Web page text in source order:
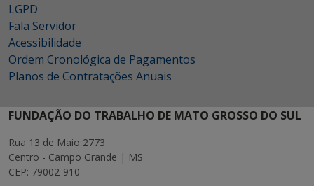
LGPD
Fala Servidor
Acessibilidade
Ordem Cronológica de Pagamentos
Planos de Contratações Anuais
FUNDAÇÃO DO TRABALHO DE MATO GROSSO DO SUL
Rua 13 de Maio 2773
Centro - Campo Grande | MS
CEP: 79002-910